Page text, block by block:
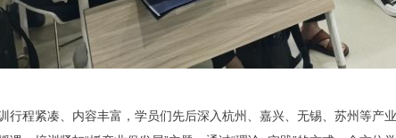
行程紧凑、内容丰富，学员们先后深入杭州、嘉兴、无锡、苏州等产